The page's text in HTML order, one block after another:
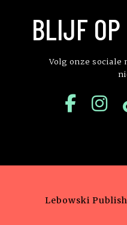
BLIJF OP
Volg onze sociale
Lebowski